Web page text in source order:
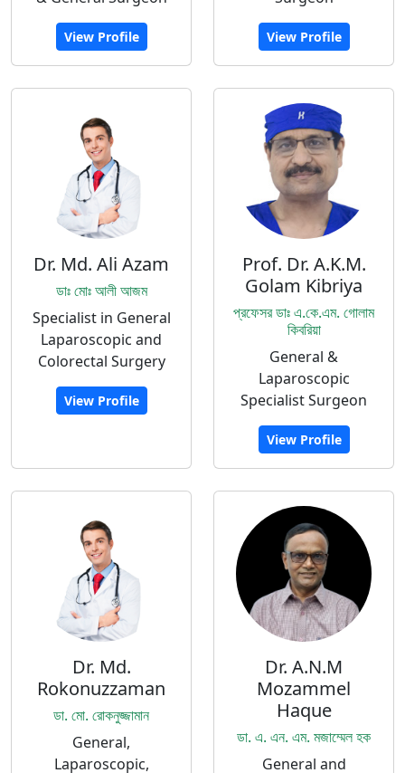
View Profile View Profile
Dr. Md. Ali Azam
ডাঃ মোঃ আলী আজম
Specialist in General
Laparoscopic and
Colorectal Surgery
View Profile
Prof. Dr. A.K.M.
Golam Kibriya
প্রফেসর ডাঃ এ.কে.এম. গোলাম
কিবরিয়া
General &
Laparoscopic
Specialist Surgeon
View Profile
Dr. Md.
Rokonuzzaman
ডা. মো. রোকনুজ্জামান
General,
Laparoscopic,
Dr. A.N.M
Mozammel
Haque
ডা. এ. এন. এম. মজাম্মেল হক
General and